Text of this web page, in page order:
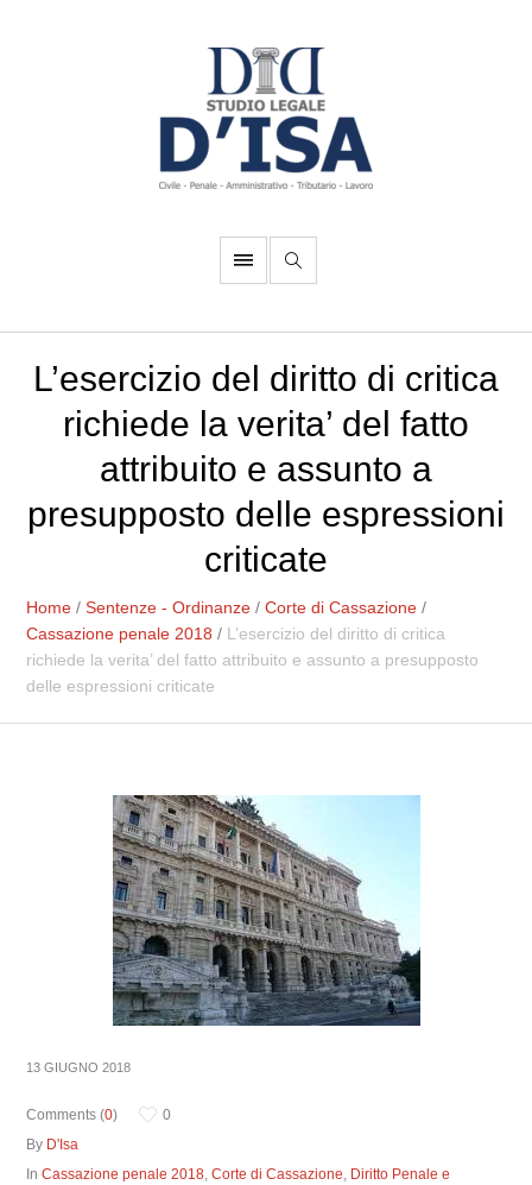
L’esercizio del diritto di critica
richiede la verita’ del fatto
attribuito e assunto a
presupposto delle espressioni
criticate
Home /Sentenze - Ordinanze /Corte di Cassazione /
Cassazione penale 2018 / L’esercizio del diritto di critica
richiede la verita’ del fatto attribuito e assunto a presupposto
delle espressioni criticate
13 GIUGNO 2018
Comments (0)
0
By D'Isa
InCassazione penale 2018,Corte di Cassazione, Diritto Penale e